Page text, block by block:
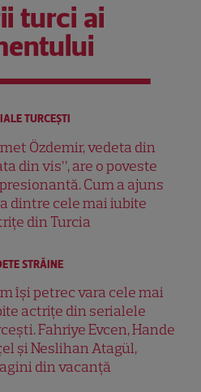
turci ai
TURCEŞTI
Özdemir, vedeta din
din vis”, are o poveste
Cum a ajuns
dintre cele mai iubite
din Turcia
STRĂINE
își petrec vara cele mai
actrițe din serialele
Fahriye Evcen, Hande
și Neslihan Atagül,
din vacanță